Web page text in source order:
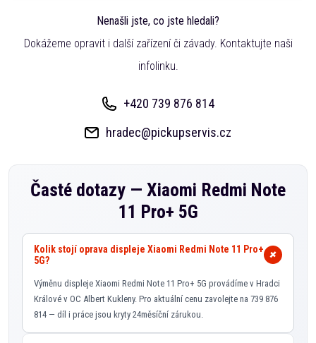
Nenašli jste, co jste hledali?
Dokážeme opravit i další zařízení či závady. Kontaktujte naši
infolinku.
+420 739 876 814
hradec@pickupservis.cz
Časté dotazy — Xiaomi Redmi Note
11 Pro+ 5G
Kolik stojí oprava displeje Xiaomi Redmi Note 11 Pro+
5G?
Výměnu displeje Xiaomi Redmi Note 11 Pro+ 5G provádíme v Hradci
Králové v OC Albert Kukleny. Pro aktuální cenu zavolejte na 739 876
814 — díl i práce jsou kryty 24měsíční zárukou.